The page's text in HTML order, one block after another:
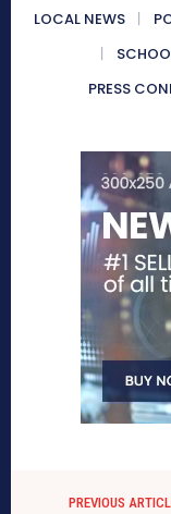
LOCAL NEWS
PRESS
PREVIOUS